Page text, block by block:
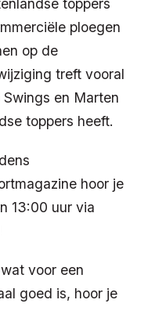
ploegen
op de
treft vooral
en Marten
toppers heeft.
hoor je
13:00 uur via
voor een
goed is, hoor je